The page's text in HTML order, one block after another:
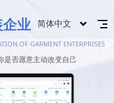
业 简体中文
OF GARMENT ENTERPRISES
是否愿意主动改变自己